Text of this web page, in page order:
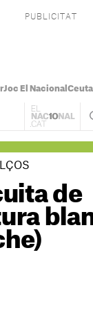
Joc El Nacional Ceuta
de